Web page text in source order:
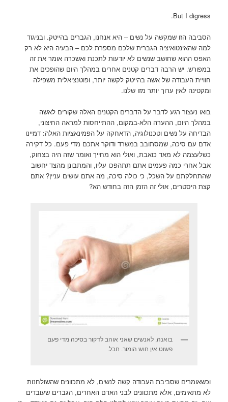
But I digress.
הסביבה הזו שמקשה על נשים – היא אנחנו, הגברים בהייטק. ובניגוד
למה שהאינטואיציה הגברית שלכם מספרת לכם – הבעיה היא לא רק
האפס ההוא שחושב שנשים לא יודעות לתכנת ואשכרה אומר את זה
במפורש. יש הרבה דברים קטנים אחרים במהלך היום שהופכים את
חוויית העבודה של אשה בהייטק לקשה יותר, ופוטנציאלית משפילה
ומקטינה לאין ערוך יותר מזו שלנו.
בואו נעצור רגע לדבר על הדברים הקטנים האלה שקורים לאשה
במהלך היום, ההערה הלא-במקום, ההתייחסות למראה החיצוני,
הבדיחה על נשים וטכנולוגיה, הדאחקה על הפמינאציות האלה:דמיינו
אדם עם סיכה, שמסתובב במשרד ודוקר אתכם מדי פעם. כל דקירה
כשלעצמה לא מאד כואבת, ואולי הוא מחייך ואומר שזה היה בצחוק,
אבל אחרי כמה פעמים אתם תתהפכו עליו, והמתבונן מהצד יחשוב
שהתחלקתם על השכל, כי כולה סיכה, מה אתם עושים עניין? אתם
קצת היסטרים, אולי זה הזמן הזה בחודש הא?
בואנה, לאנשים שאני אוהב לדקור בסיכה מדי פעם
פשוט אין חוש הומור. חבל.
וכשאומרים שסביבת העבודה קשה לנשים, לא מתכוונים שהשולחנות
לא מתאימים, אלא מתכוונים לבני האדם האחרים, הגברים שעובדים